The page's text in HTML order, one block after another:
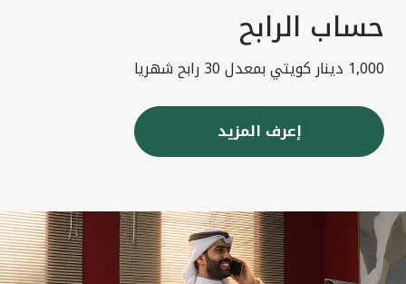
حساب الرابح
1,000 دينار كويتي بمعدل 30 رابح شهريا
إعرف المزيد